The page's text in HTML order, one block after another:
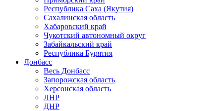
Республика Саха (Якутия)
Сахалинская область
Хабаровский край
Чукотский автономный округ
Забайкальский край
Республика Бурятия
Донбасс
Весь Донбасс
Запорожская область
Херсонская область
ЛНР
ДНР